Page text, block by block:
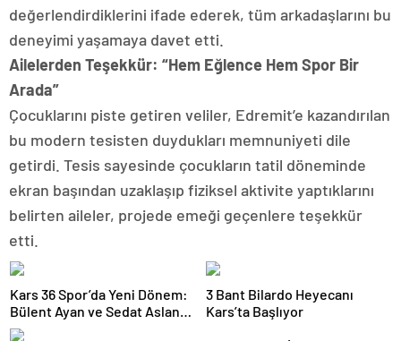
değerlendirdiklerini ifade ederek, tüm arkadaşlarını bu
deneyimi yaşamaya davet etti.
Ailelerden Teşekkür: “Hem Eğlence Hem Spor Bir
Arada”
Çocuklarını piste getiren veliler, Edremit’e kazandırılan
bu modern tesisten duydukları memnuniyeti dile
getirdi. Tesis sayesinde çocukların tatil döneminde
ekran başından uzaklaşıp fiziksel aktivite yaptıklarını
belirten aileler, projede emeği geçenlere teşekkür
etti.
Kars 36 Spor’da Yeni Dönem:
Bülent Ayan ve Sedat Aslan
Göreve Başladı
3 Bant Bilardo Heyecanı
Kars’ta Başlıyor